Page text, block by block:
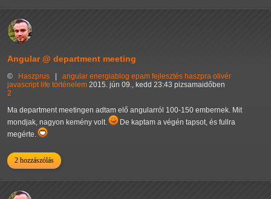
Angular @ department meeting
© Haszprus angular energiablog epam fejlesztés haszpra olivér
javascript life történelem 2015. jún 09., kedd 23:43 pizsamaidőben
2
Ma department meetingen adtam elő angularról 100-150 embernek. Mit
mondjak, nagyon kemény volt.
De kaptam a végén tapsot, és fullra
megérte.
2 hozzászólás